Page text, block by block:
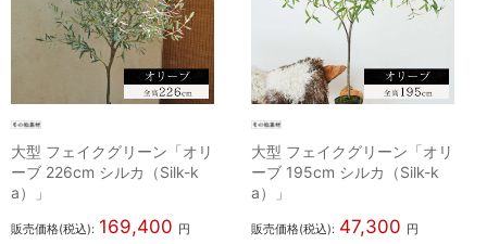
大型 フェイクグリーン「オリ
ーブ 226cm シルカ（Silk-k
a）」
販売価格(税込): 169,400 円
大型 フェイクグリーン「オリ
ーブ 195cm シルカ（Silk-k
a）」
販売価格(税込): 47,300 円